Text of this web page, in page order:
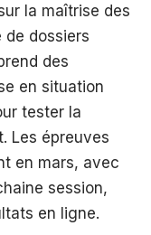
la maîtrise des
de dossiers
des
en situation
tester la
Les épreuves
en mars, avec
session,
en ligne.